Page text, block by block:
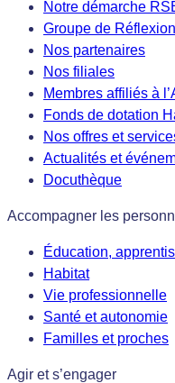
Notre démarche
Groupe de
Nos partenaires
Nos filiales
Membres affiliés à
Fonds de dotation
Nos offres et
Actualités et
Docuthèque
Accompagner les
Éducation,
Habitat
Vie professionnelle
Santé et autonomie
Familles et proches
Agir et s’engager